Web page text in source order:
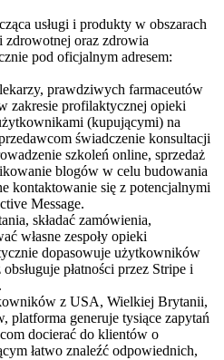
usługi i produkty w obszarach
oraz zdrowia
pod oficjalnym adresem:
prawdziwych farmaceutów
zakresie profilaktycznej opieki
(kupującymi) na
świadczenie konsultacji
szkoleń online, sprzedaż
blogów w celu budowania
kontaktowanie się z potencjalnymi
Message.
składać zamówienia,
własne zespoły opieki
dopasowuje użytkowników
płatności przez Stripe i
z USA, Wielkiej Brytanii,
generuje tysiące zapytań
docierać do klientów o
łatwo znaleźć odpowiednich,